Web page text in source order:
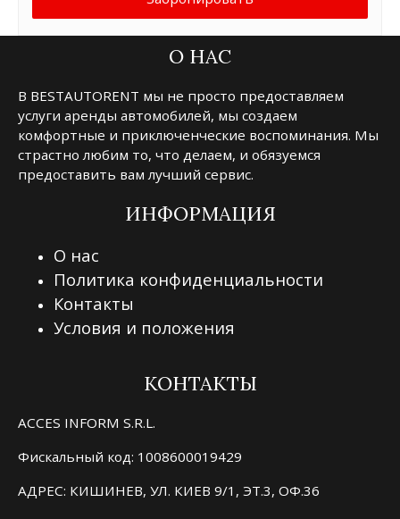
О НАС
В BESTAUTORENT мы не просто предоставляем
услуги аренды автомобилей, мы создаем
комфортные и приключенческие воспоминания. Мы
страстно любим то, что делаем, и обязуемся
предоставить вам лучший сервис.
ИНФОРМАЦИЯ
О нас
Политика конфиденциальности
Контакты
Условия и положения
КОНТАКТЫ
ACCES INFORM S.R.L.
Фискальный код: 1008600019429
АДРЕС: КИШИНЕВ, УЛ. КИЕВ 9/1, ЭТ.3, ОФ.36